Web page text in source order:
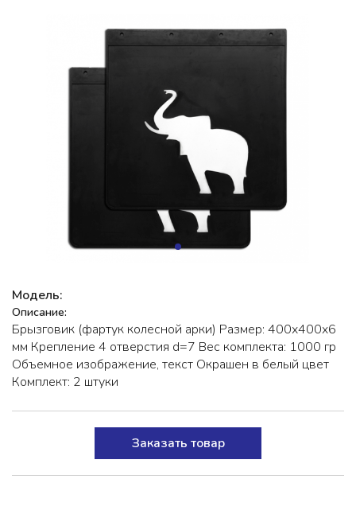
Модель:
Описание:
Брызговик (фартук колесной арки) Размер: 400х400x6
мм Крепление 4 отверстия d=7 Вес комплекта: 1000 гр
Объемное изображение, текст Окрашен в белый цвет
Комплект: 2 штуки
Заказать товар